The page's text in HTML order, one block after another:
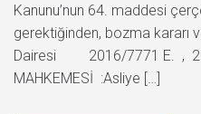
Kanunu’nun 64. maddesi
gerektiğinden, bozma kararı
Dairesi 2016/7771 E. ,
MAHKEMESİ :Asliye […]